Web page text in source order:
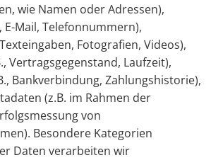
wie Namen oder Adressen),
E-Mail, Telefonnummern),
Fotografien, Videos),
Vertragsgegenstand, Laufzeit),
Bankverbindung, Zahlungshistorie),
(z.B. im Rahmen der
von
Besondere Kategorien
Daten verarbeiten wir